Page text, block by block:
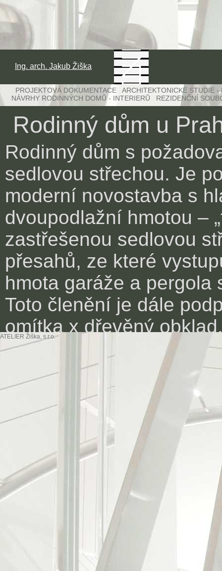
Ing. arch. Jakub Žiška
PROJEKTOVÁ DOKUMENTACE ARCHITEKTONICKÉ
NÁVRHY RODINNÝCH DOMŮ - INTERIERŮ REZIDENČNÍ
Rodinný dům u
Rodinný dům s
sedlovou střechou. Je
moderní novostavba s
dvoupodlažní hmotou –
zastřešenou sedlovou
přesahů, ze které
hmota garáže a pergola
Toto členění je dále
omítka x dřevěný
jako 4+kk.
užitná plocha: cca
realizace: 2007
zajišťované projektové
dokumentace pro
stavební povolení
stavebních částí
ATELIER Žiška, s.r.o.